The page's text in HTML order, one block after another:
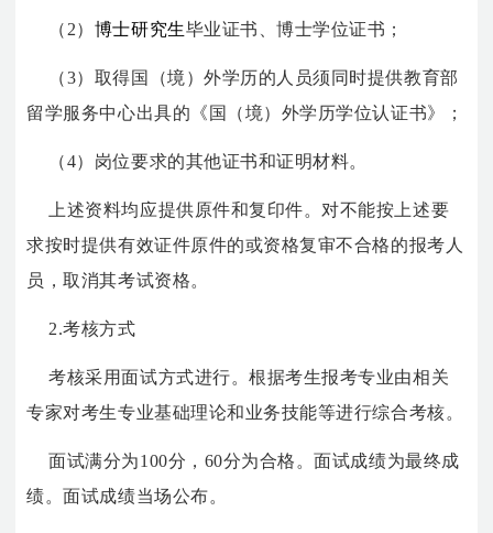
（2） 博士研究生毕业证书、博士学位证书；
（3）取得国（境）外学历的人员须同时提供教育部
留学服务中心出具的《国（境）外学历学位认证书》；
（4）岗位要求的其他证书和证明材料。
上述资料均应提供原件和复印件。对不能按上述要
求按时提供有效证件原件的或资格复审不合格的报考人
员，取消其考试资格。
2.考核方式
考核采用面试方式进行。根据考生报考专业由相关
专家对考生专业基础理论和业务技能等进行综合考核。
面试满分为100分，60分为合格。面试成绩为最终成
绩。面试成绩当场公布。